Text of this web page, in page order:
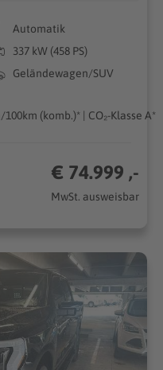
Automatik
337 kW (458 PS)
Geländewagen/SUV
(komb.)* | CO₂-Klasse A*
€ 74.999 ,-
MwSt. ausweisbar